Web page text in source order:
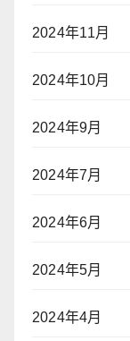
2024年11月
2024年10月
2024年9月
2024年7月
2024年6月
2024年5月
2024年4月